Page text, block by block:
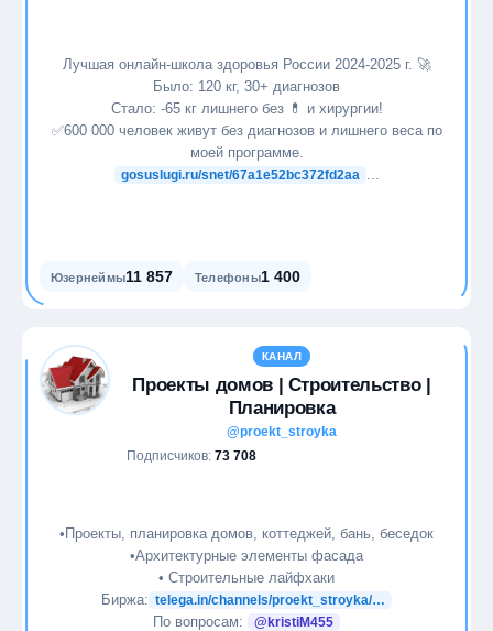
Лучшая онлайн-школа здоровья России 2024-2025 г. 🚀
Было: 120 кг, 30+ диагнозов
Стало: -65 кг лишнего без 💊 и хирургии!
✅600 000 человек живут без диагнозов и лишнего веса по
моей программе.
gosuslugi.ru/snet/67a1e52bc372fd2aa ...
Юзернеймы11 857 Телефоны1 400
КАНАЛ
Проекты домов | Строительство |
Плaнировка
@proekt_stroyka
Подписчиков: 73 708
•Проекты, планировка домов, коттеджей, бань, беседок
•Архитектурные элементы фасада
• Строительные лайфхаки
Биржа: telega.in/channels/proekt_stroyka/…
По вопросам: @kristiM455